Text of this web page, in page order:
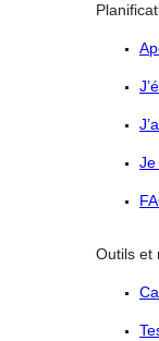
Je
Outils et